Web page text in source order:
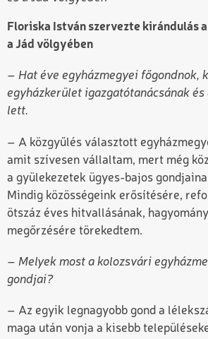
Floriska István szervezte kirándulás
a Jád völgyében
– Hat éve egyházmegyei főgondnok,
egyházkerület igazgatótanácsának
lett.
– A közgyűlés választott
amit szívesen vállaltam, mert még
a gyülekezetek ügyes-bajos
Mindig közösségeink erősítésére,
ötszáz éves hitvallásának,
megőrzésére törekedtem.
– Melyek most a kolozsvári
gondjai?
– Az egyik legnagyobb gond a
maga után vonja a kisebb